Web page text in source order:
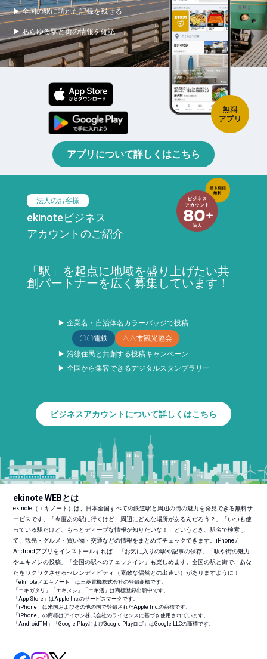
▶ 全国の駅に訪れた記録を残せる
▶ あらゆる駅と街の情報を確認
アプリについて詳しくはこちら
法人のお客様
ekinoteビジネス
アカウントのご紹介
「駅」を起点に地域を盛り上げたい共
創パートナーを広く募集しています！
▶ 企業名・自治体名カラーバッジで投稿
〇〇電鉄
△△市観光協会
▶ 沿線住民と共創する投稿キャンペーン
▶ 全国から集客できるデジタルスタンプラリー
ビジネスアカウントについて詳しくはこちら
ekinote WEBとは
ekinote（エキノート）は、日本全国すべての鉄道駅と周辺の街の魅力を発見できる無料サ
ービスです。「今度あの駅に行くけど、周辺にどんな場所があるんだろう？」「いつも使
っている駅だけど、もっとディープな情報が知りたいな！」というとき、駅名で検索し
て、観光・グルメ・買い物・交通などの情報をまとめてチェックできます。iPhone /
Androidアプリをインストールすれば、「お気に入りの駅や記事の保存」「駅や街の魅力
やエキメシの投稿」「全国の駅へのチェックイン」も楽しめます。全国の駅と街で、あな
たをワクワクさせるセレンディピティ（素敵な偶然との出逢い）がありますように！
「ekinote／エキノート」は三菱電機株式会社の登録商標です。
「エキガタリ」「エキメシ」「エキ活」は商標登録出願中です。
「App Store」はApple Inc.のサービスマークです。
「iPhone」は米国およびその他の国で登録されたApple Inc.の商標です。
「iPhone」の商標はアイホン株式会社のライセンスに基づき使用されています。
「AndroidTM 」「Google PlayおよびGoogle Playロゴ」はGoogle LLCの商標です。